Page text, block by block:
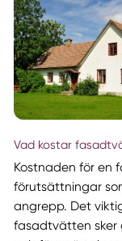
Vad kostar
Kostnaden för en
förutsättningar
angrepp. Det
fasadtvätten sker